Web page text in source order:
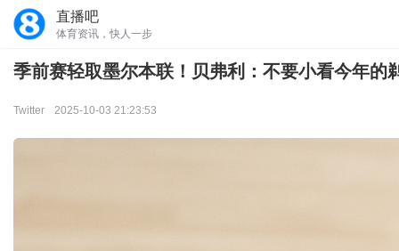
直播吧
体育资讯，快人一步
季前赛轻取墨尔本联！贝弗利：不要小看今年的
Twitter 2025-10-03 21:23:53